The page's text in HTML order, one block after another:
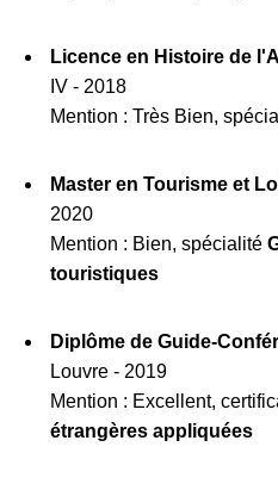
Licence en Histoire de
IV - 2018
Mention : Très Bien,
Master en Tourisme et
2020
Mention : Bien, spécialité
touristiques
Diplôme de Guide-
Louvre - 2019
Mention : Excellent,
étrangères appliquées